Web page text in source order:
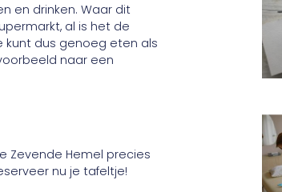
en drinken. Waar dit
al is het de
kunt dus genoeg eten als
naar een
Zevende Hemel precies
nu je tafeltje!